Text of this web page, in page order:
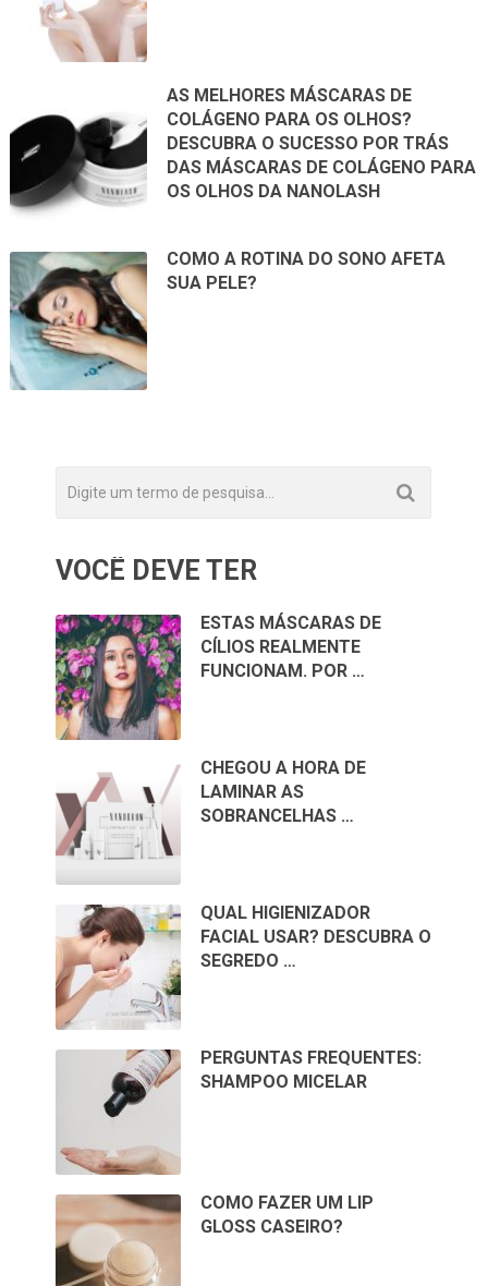
AS MELHORES MÁSCARAS DE
COLÁGENO PARA OS OLHOS?
DESCUBRA O SUCESSO POR TRÁS
DAS MÁSCARAS DE COLÁGENO PARA
OS OLHOS DA NANOLASH
COMO A ROTINA DO SONO AFETA
SUA PELE?
VOCÊ DEVE TER
ESTAS MÁSCARAS DE
CÍLIOS REALMENTE
FUNCIONAM. POR …
CHEGOU A HORA DE
LAMINAR AS
SOBRANCELHAS …
QUAL HIGIENIZADOR
FACIAL USAR? DESCUBRA O
SEGREDO …
PERGUNTAS FREQUENTES:
SHAMPOO MICELAR
COMO FAZER UM LIP
GLOSS CASEIRO?